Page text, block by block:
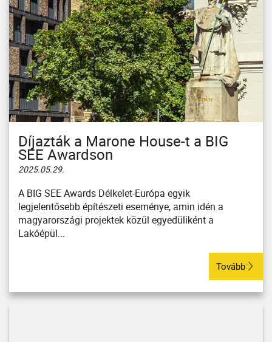
Díjazták a Marone House-t a BIG
SEE Awardson
2025.05.29.
A BIG SEE Awards Délkelet-Európa egyik
legjelentősebb építészeti eseménye, amin idén a
magyarországi projektek közül egyedüliként a
Lakóépül...
Tovább